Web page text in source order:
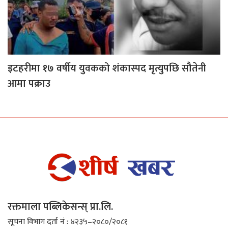
इटहरीमा १७ वर्षीय युवकको शंकास्पद मृत्युपछि सौतेनी
आमा पक्राउ
रक्तमाला पब्लिकेसन्स् प्रा.लि.
सूचना विभाग दर्ता नं : ४२३५–२०८०/२०८१